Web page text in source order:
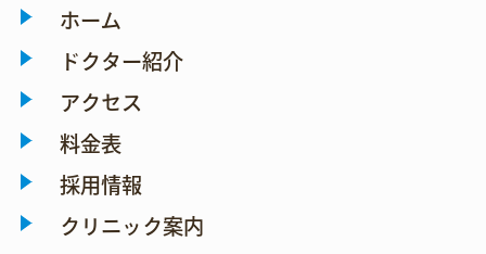
ホーム
ドクター紹介
アクセス
料金表
採用情報
クリニック案内